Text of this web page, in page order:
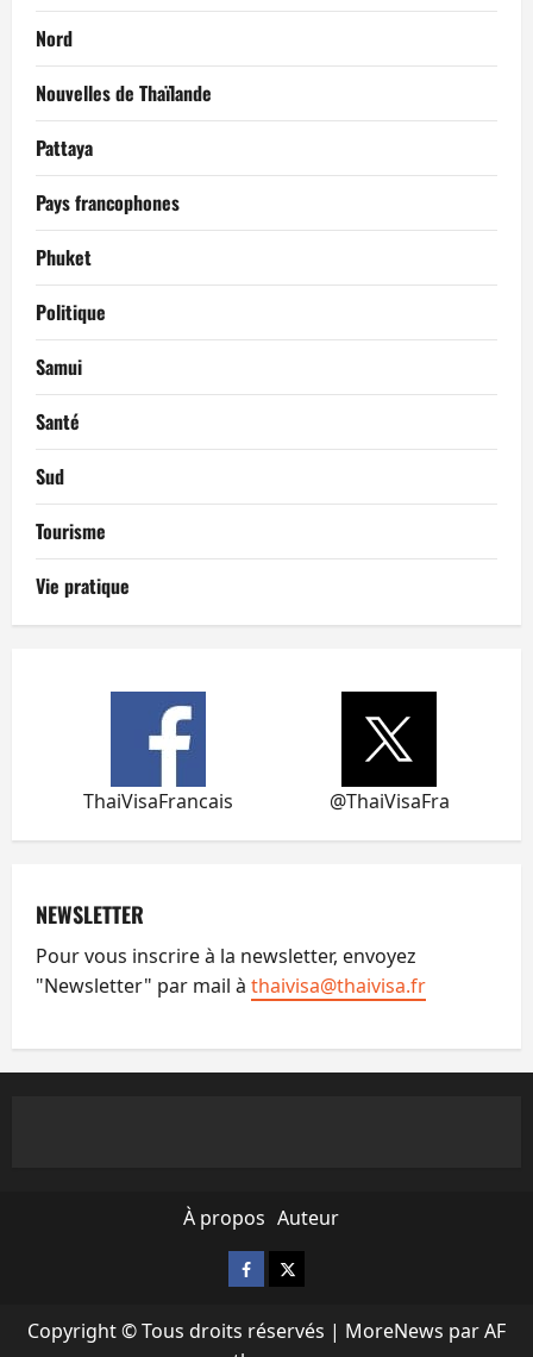
Nord
Nouvelles de Thaïlande
Pattaya
Pays francophones
Phuket
Politique
Samui
Santé
Sud
Tourisme
Vie pratique
ThaiVisaFrancais @ThaiVisaFra
NEWSLETTER
Pour vous inscrire à la newsletter, envoyez
"Newsletter" par mail à thaivisa@thaivisa.fr
À propos Auteur
Facebook
X
Copyright © Tous droits réservés | MoreNews par AF